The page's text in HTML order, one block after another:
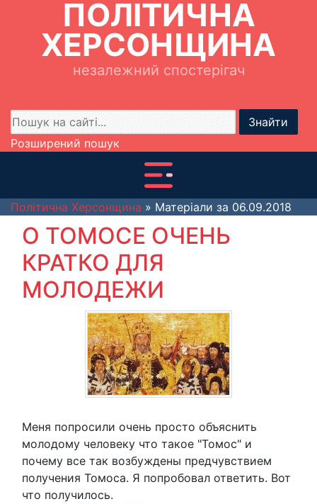
ПОЛІТИЧНА
ХЕРСОНЩИНА
незалежний спостерігач
Знайти
Розширений пошук
Політична Херсонщина » Матеріали за 06.09.2018
О ТОМОСЕ ОЧЕНЬ
КРАТКО ДЛЯ
МОЛОДЕЖИ
Меня попросили очень просто объяснить
молодому человеку что такое "Томос" и
почему все так возбуждены предчувствием
получения Томоса. Я попробовал ответить. Вот
что получилось.